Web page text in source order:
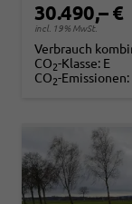
30.490,– €
incl. 19% MwSt.
Verbrauch
CO2-Klasse: E
CO2-Emissionen: